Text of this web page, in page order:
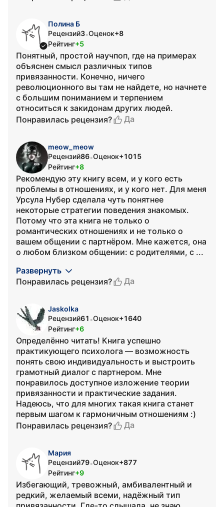
Полина Б
Рецензий3•Оценок+8
Рейтинг+5
Понятный, простой научпоп, где на примерах
объяснен смысл различных типов
привязанности. Конечно, ничего
революционного вы там не найдете, но начнете
с большим пониманием и терпением
относиться к закидонам других людей.
Понравилась рецензия?
Да
meow_meow
Рецензий86•Оценок+1015
Рейтинг+8
Рекомендую эту книгу всем, и у кого есть
проблемы в отношениях, и у кого нет. Для меня
Урсула Нубер сделала чуть понятнее
некоторые стратегии поведения знакомых.
Потому что эта книга не только о
романтических отношениях и не только о
вашем общении с партнёром. Мне кажется, она
о любом близком общении: с родителями, с ...
Развернуть
Понравилась рецензия?
Да
Jaskolka
Рецензий61 •Оценок+1640
Рейтинг+6
Определённо читать! Книга успешно
практикующего психолога — возможность
понять свою индивидуальность и выстроить
грамотный диалог с партнером. Мне
понравилось доступное изложение теории
привязанности и практические задания.
Надеюсь, что для многих такая книга станет
первым шагом к гармоничным отношениям :)
Понравилась рецензия?
Да
Мария
Рецензий79•Оценок+877
Рейтинг+9
Избегающий, тревожный, амбивалентный и
редкий, желаемый всеми, надёжный тип